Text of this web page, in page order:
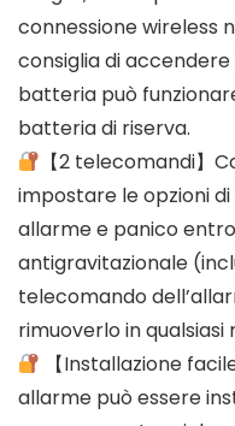
connessione wireless
consiglia di
batteria può
batteria di riserva.
【2 telecomandi】
impostare le opzioni
allarme e panico
antigravitazionale
telecomando
rimuoverlo in qualsiasi
【Installazione
allarme può essere